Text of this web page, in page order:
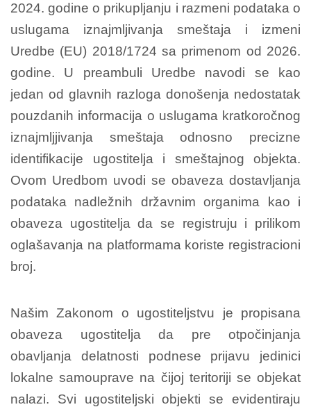
2024. godine o prikupljanju i razmeni podataka o
uslugama iznajmljivanja smeštaja i izmeni
Uredbe (EU) 2018/1724 sa primenom od 2026.
godine. U preambuli Uredbe navodi se kao
jedan od glavnih razloga donošenja nedostatak
pouzdanih informacija o uslugama kratkoročnog
iznajmljjivanja smeštaja odnosno precizne
identifikacije ugostitelja i smeštajnog objekta.
Ovom Uredbom uvodi se obaveza dostavljanja
podataka nadležnih državnim organima kao i
obaveza ugostitelja da se registruju i prilikom
oglašavanja na platformama koriste registracioni
broj.
Našim Zakonom o ugostiteljstvu je propisana
obaveza ugostitelja da pre otpočinjanja
obavljanja delatnosti podnese prijavu jedinici
lokalne samouprave na čijoj teritoriji se objekat
nalazi. Svi ugostiteljski objekti se evidentiraju